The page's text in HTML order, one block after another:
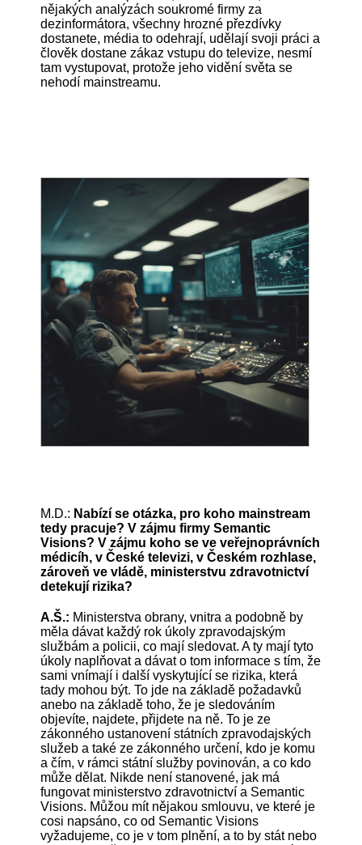
nějakých analýzách soukromé firmy za
dezinformátora, všechny hrozné přezdívky
dostanete, média to odehrají, udělají svoji práci a
člověk dostane zákaz vstupu do televize, nesmí
tam vystupovat, protože jeho vidění světa se
nehodí mainstreamu.
M.D.: Nabízí se otázka, pro koho mainstream
tedy pracuje? V zájmu firmy Semantic
Visions? V zájmu koho se ve veřejnoprávních
médicíh, v České televizi, v Českém rozhlase,
zároveň ve vládě, ministerstvu zdravotnictví
detekují rizika?
A.Š.: Ministerstva obrany, vnitra a podobně by
měla dávat každý rok úkoly zpravodajským
službám a policii, co mají sledovat. A ty mají tyto
úkoly naplňovat a dávat o tom informace s tím, že
sami vnímají i další vyskytující se rizika, která
tady mohou být. To jde na základě požadavků
anebo na základě toho, že je sledováním
objevíte, najdete, přijdete na ně. To je ze
zákonného ustanovení státních zpravodajských
služeb a také ze zákonného určení, kdo je komu
a čím, v rámci státní služby povinován, a co kdo
může dělat. Nikde není stanovené, jak má
fungovat ministerstvo zdravotnictví a Semantic
Visions. Můžou mít nějakou smlouvu, ve které je
cosi napsáno, co od Semantic Visions
vyžadujeme, co je v tom plnění, a to by stát nebo